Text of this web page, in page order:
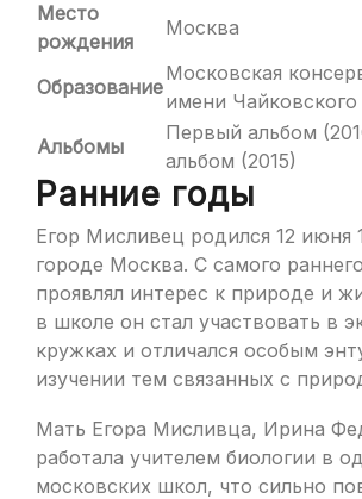
Место
рождения
Москва
Образование
Московская
имени Чайковского
Альбомы
Первый альбом
альбом (2015)
Ранние годы
Егор Мисливец родился 12 июня
городе Москва. С самого
проявлял интерес к природе и
в школе он стал участвовать в
кружках и отличался особым
изучении тем связанных с
Мать Егора Мисливца, Ирина
работала учителем биологии в
московских школ, что сильно